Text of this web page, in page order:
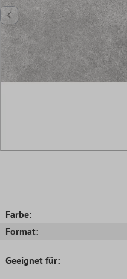
Farbe:
Format:
Geeignet für: